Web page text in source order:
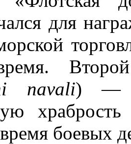
для
navali) —
боевых